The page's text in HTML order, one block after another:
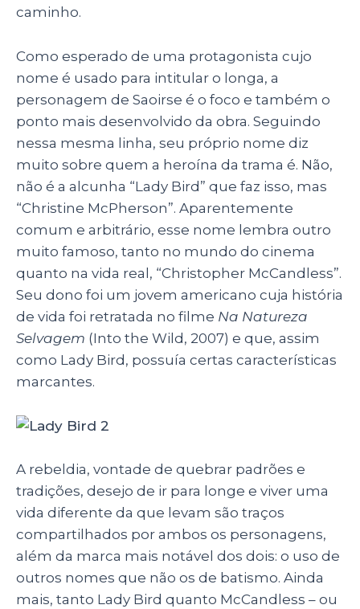
caminho.
Como esperado de uma protagonista cujo
nome é usado para intitular o longa, a
personagem de Saoirse é o foco e também o
ponto mais desenvolvido da obra. Seguindo
nessa mesma linha, seu próprio nome diz
muito sobre quem a heroína da trama é. Não,
não é a alcunha “Lady Bird” que faz isso, mas
“Christine McPherson”. Aparentemente
comum e arbitrário, esse nome lembra outro
muito famoso, tanto no mundo do cinema
quanto na vida real, “Christopher McCandless”.
Seu dono foi um jovem americano cuja história
de vida foi retratada no filme Na Natureza
Selvagem (Into the Wild, 2007) e que, assim
como Lady Bird, possuía certas características
marcantes.
A rebeldia, vontade de quebrar padrões e
tradições, desejo de ir para longe e viver uma
vida diferente da que levam são traços
compartilhados por ambos os personagens,
além da marca mais notável dos dois: o uso de
outros nomes que não os de batismo. Ainda
mais, tanto Lady Bird quanto McCandless – ou